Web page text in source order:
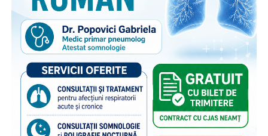
grija cărora rămân copiii, membrilor comunității și
specialiștilor din domeniile asistenței sociale și educației,
cu scopul de a susține bunăstarea emoțională a copiilor și
menținerea relației acestora cu părinții plecați la muncă în
străinătate. Campania se bucură de susținerea Autorității
Naționale pentru Protecția Drepturilor Copilului și Adopție,
a Poliției de Frontieră Române și Aeroporturilor Craiova,
Cluj-Napoca, Iași, Suceava.